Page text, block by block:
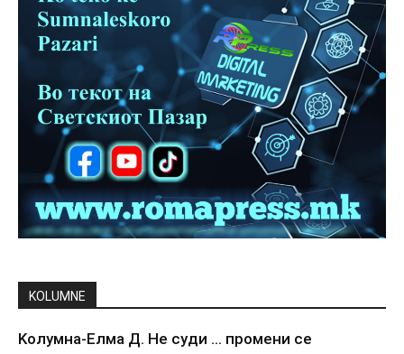
KOLUMNE
Kолумна-Елма Д. Не суди … промени се